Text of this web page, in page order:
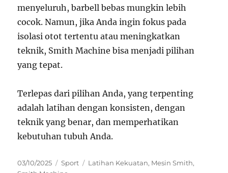
menyeluruh, barbell bebas mungkin lebih
cocok. Namun, jika Anda ingin fokus pada
isolasi otot tertentu atau meningkatkan
teknik, Smith Machine bisa menjadi pilihan
yang tepat.
Terlepas dari pilihan Anda, yang terpenting
adalah latihan dengan konsisten, dengan
teknik yang benar, dan memperhatikan
kebutuhan tubuh Anda.
Posted
03/10/2025 Categories
Sport Tags
Latihan Kekuatan, Mesin Smith,